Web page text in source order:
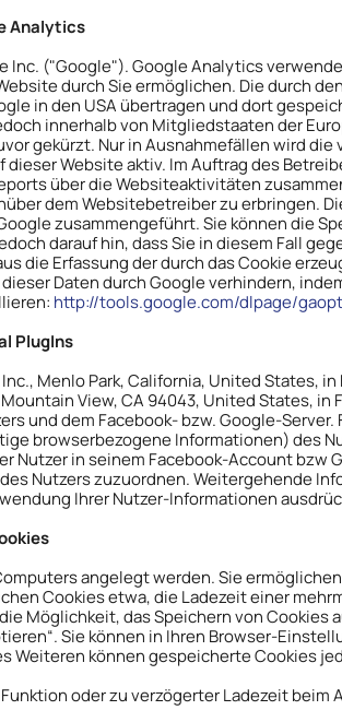
Analytics
("Google"). Google Analytics
durch Sie ermöglichen. Die durch
in den USA übertragen und dort
innerhalb von Mitgliedstaaten der
gekürzt. Nur in Ausnahmefällen wird die
Website aktiv. Im Auftrag des
über die Websiteaktivitäten
dem Websitebetreiber zu erbringen.
zusammengeführt. Sie können die
darauf hin, dass Sie in diesem Fall
die Erfassung der durch das Cookie
Daten durch Google verhindern,
http://tools.google.com/dlpage/
PlugIns
Menlo Park, California, United States,
View, CA 94043, United States, in
und dem Facebook- bzw. Google-
browserbezogene Informationen) des
Nutzer in seinem Facebook-Account
Nutzers zuzuordnen. Weitergehende
Ihrer Nutzer-Informationen
angelegt werden. Sie
Cookies etwa, die Ladezeit einer
Möglichkeit, das Speichern von Cookies
Sie können in Ihren Browser-
Weiteren können gespeicherte Cookies
oder zu verzögerter Ladezeit beim